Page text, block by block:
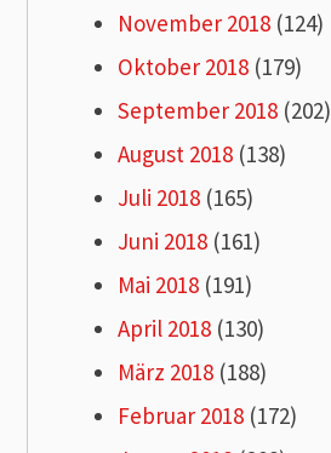
November 2018 (124)
Oktober 2018 (179)
September 2018 (202)
August 2018 (138)
Juli 2018 (165)
Juni 2018 (161)
Mai 2018 (191)
April 2018 (130)
März 2018 (188)
Februar 2018 (172)